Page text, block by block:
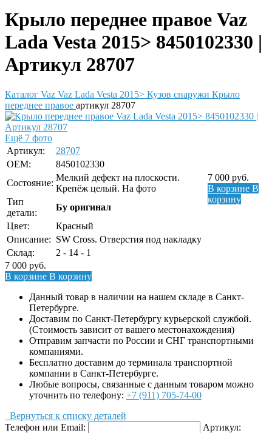
Крыло переднее правое Vaz
Lada Vesta 2015> 8450102330 |
Артикул 28707
Каталог Vaz Vaz Lada Vesta 2015> Кузов снаружи Крыло
переднее правое артикул 28707
Ещё 7 фото
Артикул:
28707
7 000 руб.
В корзине В
корзину
OEM:
8450102330
Состояние:
Мелкий дефект на плоскости.
Крепёж целый. На фото
Тип
детали:
Бу оригинал
Цвет:
Красный
Описание: SW Cross. Отверстия под накладку
Склад:
2 - 14 - 1
7 000 руб.
В корзине В корзину
Данный товар в наличии на нашем складе в Санкт-
Петербурге.
Доставим по Санкт-Петербургу курьерской службой.
(Стоимость зависит от вашего местонахождения)
Отправим запчасти по России и СНГ транспортными
компаниями.
Бесплатно доставим до терминала транспортной
компании в Санкт-Петербурге.
Любые вопросы, связанные с данным товаром можно
уточнить по телефону: +7 (911) 705-74-00
Вернуться к списку деталей
Телефон или Email:
Артикул: